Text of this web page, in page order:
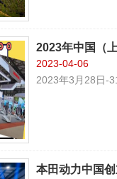
2023年中国（
2023-04-06
2023年3月28日-
本田动力中国